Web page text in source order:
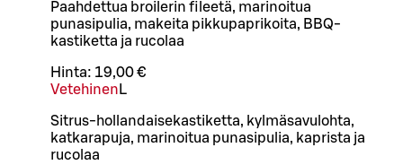
Paahdettua broilerin fileetä, marinoitua
punasipulia, makeita pikkupaprikoita, BBQ-
kastiketta ja rucolaa
Hinta: 19,00 €
Vetehinen L
Sitrus-hollandaisekastiketta, kylmäsavulohta,
katkarapuja, marinoitua punasipulia, kaprista ja
rucolaa